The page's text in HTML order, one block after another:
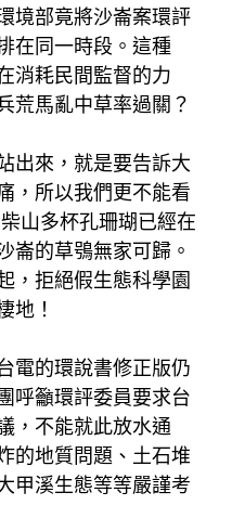
境部竟將沙崙案環評
在同一時段。這種
消耗民間監督的力
荒馬亂中草率過關？
出來，就是要告訴大
，所以我們更不能看
山多杯孔珊瑚已經在
崙的草鴞無家可歸。
，拒絕假生態科學園
地！
電的環說書修正版仍
呼籲環評委員要求台
，不能就此放水通
的地質問題、土石堆
甲溪生態等等嚴謹考